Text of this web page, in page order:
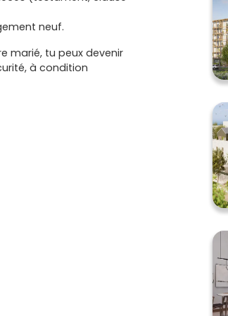
neuf.
marié, tu peux devenir
à condition